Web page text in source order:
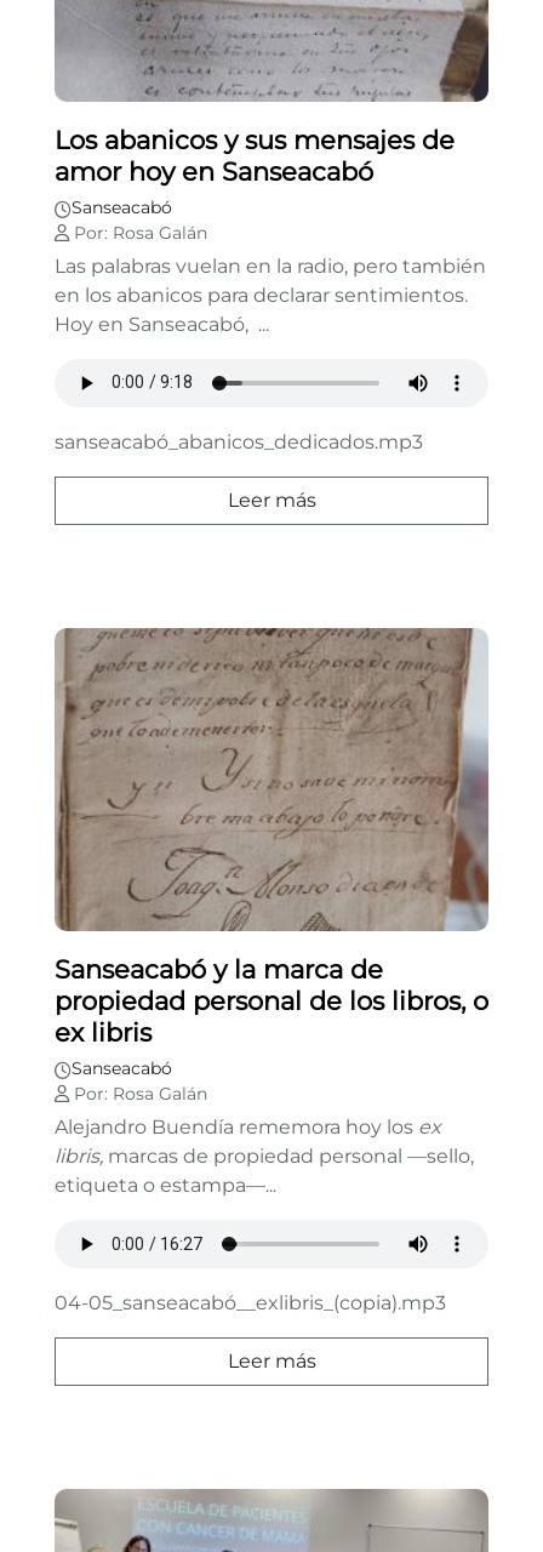
Los abanicos y sus mensajes de
amor hoy en Sanseacabó
Sanseacabó
Por: Rosa Galán
Las palabras vuelan en la radio, pero también
en los abanicos para declarar sentimientos.
Hoy en Sanseacabó, ...
Leer más
sanseacabó_abanicos_dedicados.mp3
Sanseacabó y la marca de
propiedad personal de los libros, o
ex libris
Sanseacabó
Por: Rosa Galán
Alejandro Buendía rememora hoy los ex
libris, marcas de propiedad personal —sello,
etiqueta o estampa—...
Leer más
04-05_sanseacabó__exlibris_(copia).mp3